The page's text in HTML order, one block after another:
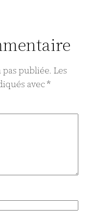
pas publiée. Les
avec*